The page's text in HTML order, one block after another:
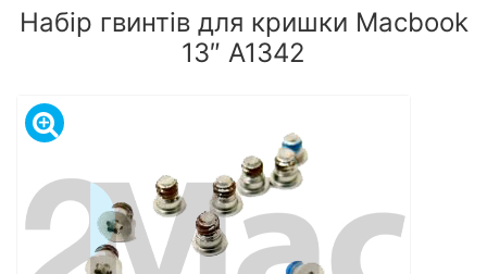
Набір гвинтів для кришки Macbook
13″ A1342